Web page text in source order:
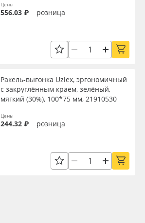
Цены
556.03 ₽ розница
Ракель-выгонка Uzlex, эргономичный
с закруглённым краем, зелёный,
мягкий (30%), 100*75 мм, 21910530
Цены
244.32 ₽ розница